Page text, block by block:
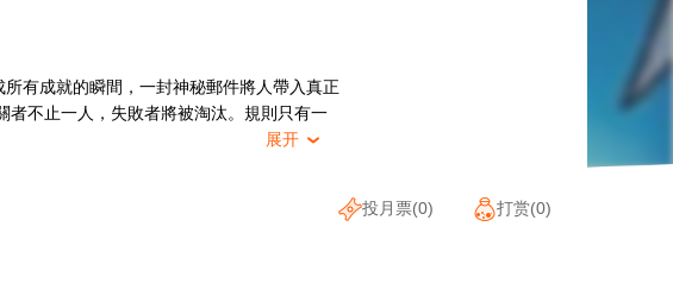
有成就的瞬間，一封神秘郵件將人帶入真正
者不止一人，失敗者將被淘汰。規則只有一
展开 
投月票(0) 打赏(0)